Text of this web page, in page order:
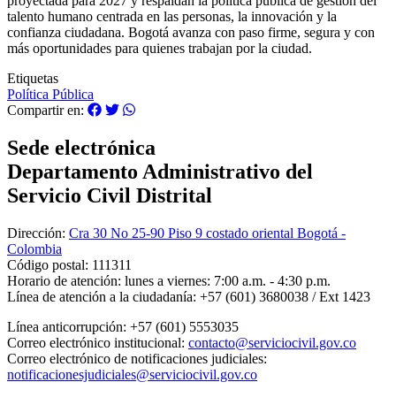
talento humano centrada en las personas, la innovación y la
confianza ciudadana. Bogotá avanza con paso firme, segura y con
más oportunidades para quienes trabajan por la ciudad.
Etiquetas
Política Pública
Compartir en:
Sede electrónica
Departamento Administrativo del
Servicio Civil Distrital
Dirección: Cra 30 No 25-90 Piso 9 costado oriental Bogotá -
Colombia
Código postal: 111311
Horario de atención: lunes a viernes: 7:00 a.m. - 4:30 p.m.
Línea de atención a la ciudadanía: +57 (601) 3680038 / Ext 1423
Línea anticorrupción: +57 (601) 5553035
Correo electrónico institucional: contacto@serviciocivil.gov.co
Correo electrónico de notificaciones judiciales:
notificacionesjudiciales@serviciocivil.gov.co